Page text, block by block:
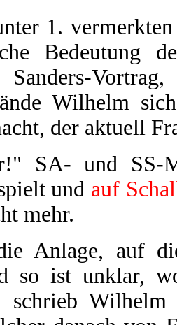
1.
Bedeutung
Wilhelm
der aktuell
SA- und SS-
und auf
mehr.
Anlage, auf
so ist unklar,
schrieb